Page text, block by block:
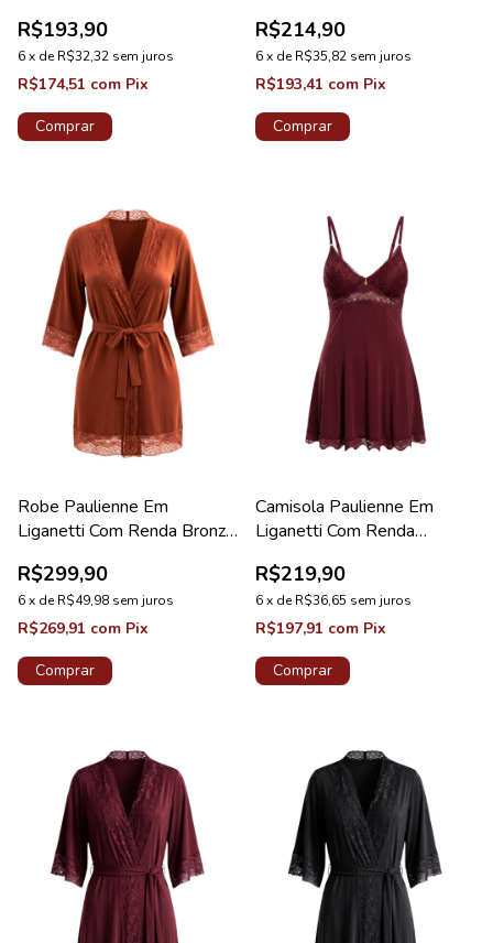
R$193,90
6x deR$32,32 sem juros
R$174,51 com Pix
Comprar
R$214,90
6x deR$35,82 sem juros
R$193,41 com Pix
Comprar
Robe Paulienne Em
Liganetti Com Renda Bronze
R$299,90
6x deR$49,98 sem juros
R$269,91 com Pix
Comprar
Camisola Paulienne Em
Liganetti Com Renda
R$219,90
6x deR$36,65 sem juros
R$197,91 com Pix
Comprar